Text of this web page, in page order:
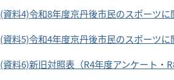
(資料4)令和8年度京丹後市民のスポーツ
(資料5)令和4年度京丹後市民のスポーツ
(資料6)新旧対照表（R4年度アンケート・